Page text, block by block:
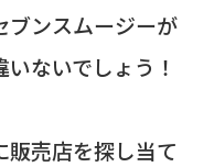
ブンスムージーが
ないでしょう！
売店を探し当て